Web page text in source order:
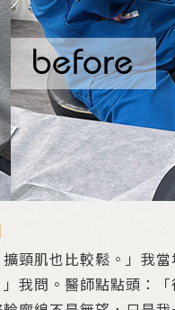
頸肌也比較鬆。」我
我問。醫師點點頭：